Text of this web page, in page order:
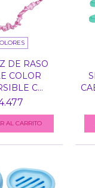
DE RASO
COLOR
C...
AL CARRITO